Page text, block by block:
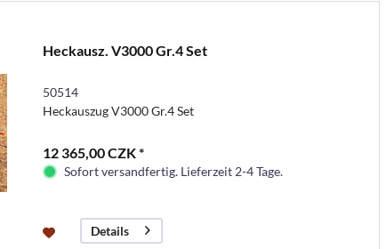
Heckausz. V3000 Gr.4 Set
50514
Heckauszug V3000 Gr.4 Set
12 365,00 CZK *
Sofort versandfertig. Lieferzeit 2-4 Tage.
Details